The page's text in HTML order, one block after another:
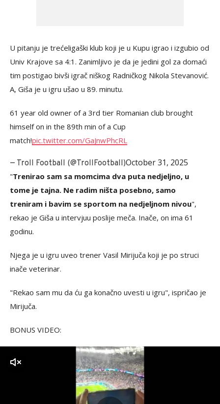
U pitanju je trećeligaški klub koji je u Kupu igrao i izgubio od
Univ Krajove sa 4:1. Zanimljivo je da je jedini gol za domaći
tim postigao bivši igrač niškog Radničkog Nikola Stevanović.
A, Giša je u igru ušao u 89. minutu.
61 year old owner of a 3rd tier Romanian club brought
himself on in the 89th min of a Cup
match!pic.twitter.com/GaJnwPhcRL
— Troll Football (@TrollFootball)October 31, 2025
"Trenirao sam sa momcima dva puta nedjeljno, u
tome je tajna. Ne radim ništa posebno, samo
treniram i bavim se sportom na nedjeljnom nivou",
rekao je Giša u intervjuu poslije meča. Inače, on ima 61
godinu.
Njega je u igru uveo trener Vasil Mirijuča koji je po struci
inače veterinar.
"Rekao sam mu da ću ga konačno uvesti u igru", ispričao je
Mirijuča.
BONUS VIDEO: